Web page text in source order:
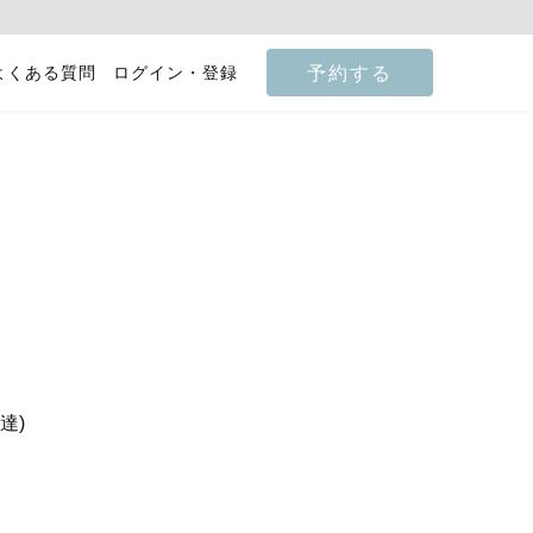
くある質問 ログイン・登録 予約する